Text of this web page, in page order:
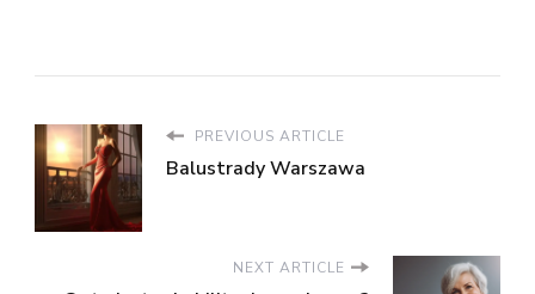
PREVIOUS ARTICLE
Balustrady Warszawa
NEXT ARTICLE